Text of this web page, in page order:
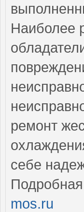
Наиболее
ремонт
себе
mos.ru